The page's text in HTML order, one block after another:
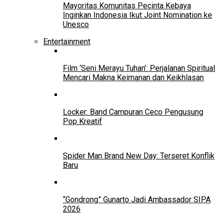
Mayoritas Komunitas Pecinta Kebaya
Inginkan Indonesia Ikut Joint Nomination ke
Unesco
Entertainment
Film ‘Seni Merayu Tuhan’: Perjalanan Spiritual
Mencari Makna Keimanan dan Keikhlasan
Locker: Band Campuran Ceco Pengusung
Pop Kreatif
Spider Man Brand New Day: Terseret Konflik
Baru
“Gondrong” Gunarto Jadi Ambassador SIPA
2026